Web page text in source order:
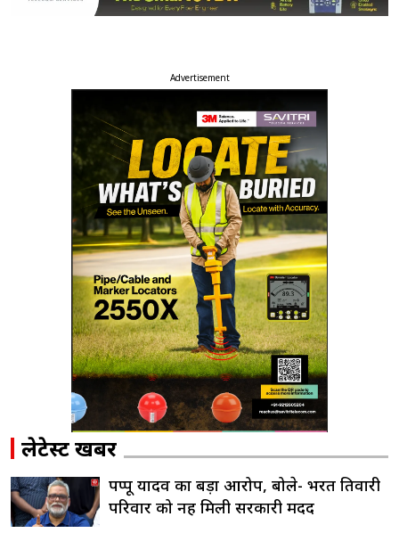
Advertisement
लेटेस्ट खबरें
पप्पू यादव का बड़ा आरोप, बोले- भरत तिवारी
परिवार को नहीं मिली सरकारी मदद